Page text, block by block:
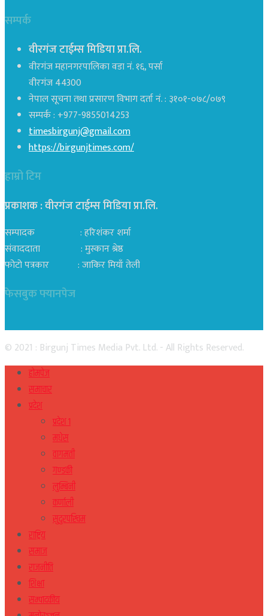
सम्पर्क
वीरगंज टाईम्स मिडिया प्रा.लि.
वीरगंज महानगरपालिका वडा नं. १६, पर्सा
वीरगंज 44300
नेपाल सूचना तथा प्रसारण विभाग दर्ता नं. : ३१०१-०७८/०७९
सम्पर्क : +977-9855014253
timesbirgunj@gmail.com
https://birgunjtimes.com/
हाम्रो टिम
प्रकाशक : वीरगंज टाईम्स मिडिया प्रा‍.लि.
सम्पादक : हरिशंकर शर्मा
संवाददाता : मुस्कान श्रेष्ठ
फोटो पत्रकार : जाकिर मियाँ तेली
फेसबुक फ्यानपेज
© 2021 : Birgunj Times Media Pvt. Ltd. - All Rights Reserved.
होमपेज
समाचार
प्रदेश
प्रदेश १
मधेस
वागमती
गण्डकी
लुम्बिनी
कर्णाली
सुदुरपस्चिम
राष्ट्रिय
समाज
राजनीति
शिक्षा
सम्पादकीय